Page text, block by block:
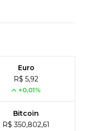
Euro
R$ 5,92
+0,01%
Bitcoin
R$ 350,802,61